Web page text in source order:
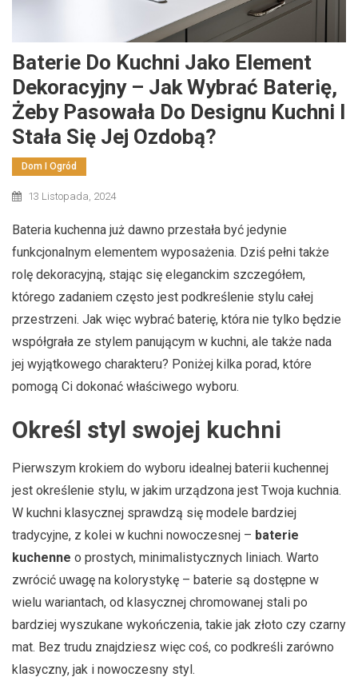
Baterie Do Kuchni Jako Element
Dekoracyjny – Jak Wybrać Baterię,
Żeby Pasowała Do Designu Kuchni I
Stała Się Jej Ozdobą?
Dom I Ogród
13 Listopada, 2024
Bateria kuchenna już dawno przestała być jedynie
funkcjonalnym elementem wyposażenia. Dziś pełni także
rolę dekoracyjną, stając się eleganckim szczegółem,
którego zadaniem często jest podkreślenie stylu całej
przestrzeni. Jak więc wybrać baterię, która nie tylko będzie
współgrała ze stylem panującym w kuchni, ale także nada
jej wyjątkowego charakteru? Poniżej kilka porad, które
pomogą Ci dokonać właściwego wyboru.
Określ styl swojej kuchni
Pierwszym krokiem do wyboru idealnej baterii kuchennej
jest określenie stylu, w jakim urządzona jest Twoja kuchnia.
W kuchni klasycznej sprawdzą się modele bardziej
tradycyjne, z kolei w kuchni nowoczesnej – baterie
kuchenne o prostych, minimalistycznych liniach. Warto
zwrócić uwagę na kolorystykę – baterie są dostępne w
wielu wariantach, od klasycznej chromowanej stali po
bardziej wyszukane wykończenia, takie jak złoto czy czarny
mat. Bez trudu znajdziesz więc coś, co podkreśli zarówno
klasyczny, jak i nowoczesny styl.